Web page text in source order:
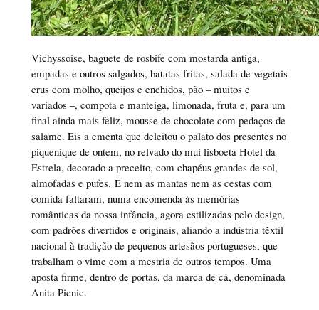
Vichyssoise, baguete de rosbife com mostarda antiga,
empadas e outros salgados, batatas fritas, salada de vegetais
crus com molho, queijos e enchidos, pão – muitos e
variados –, compota e manteiga, limonada, fruta e, para um
final ainda mais feliz, mousse de chocolate com pedaços de
salame. Eis a ementa que deleitou o palato dos presentes no
piquenique de ontem, no relvado do mui lisboeta Hotel da
Estrela, decorado a preceito, com chapéus grandes de sol,
almofadas e pufes. E nem as mantas nem as cestas com
comida faltaram, numa encomenda às memórias
românticas da nossa infância, agora estilizadas pelo design,
com padrões divertidos e originais, aliando a indústria têxtil
nacional à tradição de pequenos artesãos portugueses, que
trabalham o vime com a mestria de outros tempos. Uma
aposta firme, dentro de portas, da marca de cá, denominada
Anita Picnic.